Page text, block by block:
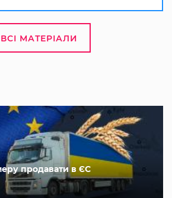
ВСІ МАТЕРІАЛИ
продавати в ЄС